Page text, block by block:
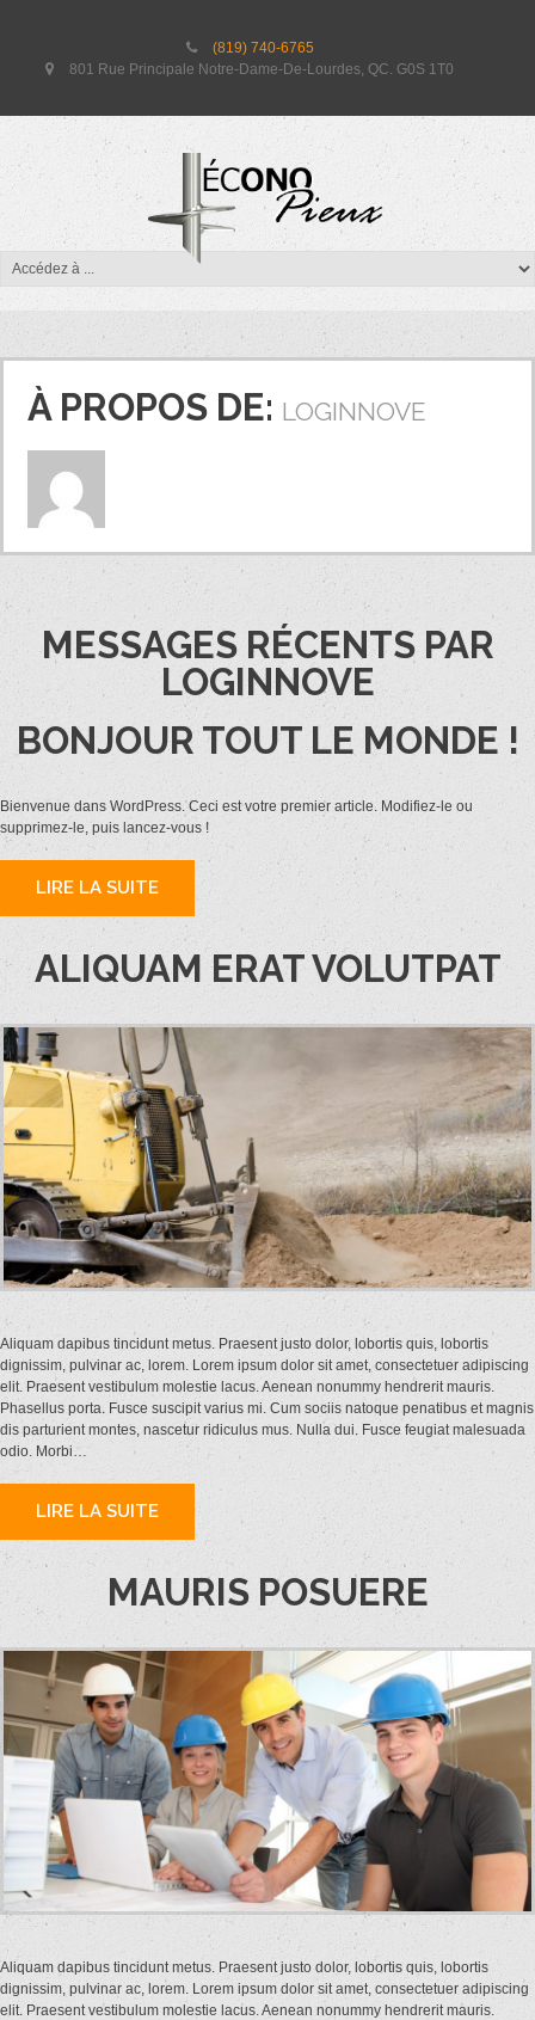
(819) 740-6765
801 Rue Principale Notre-Dame-De-Lourdes, QC. G0S 1T0
À PROPOS DE: LOGINNOVE
MESSAGES RÉCENTS PAR
LOGINNOVE
BONJOUR TOUT LE MONDE !
Bienvenue dans WordPress. Ceci est votre premier article. Modifiez-le ou
supprimez-le, puis lancez-vous !
LIRE LA SUITE
ALIQUAM ERAT VOLUTPAT
Aliquam dapibus tincidunt metus. Praesent justo dolor, lobortis quis, lobortis
dignissim, pulvinar ac, lorem. Lorem ipsum dolor sit amet, consectetuer adipiscing
elit. Praesent vestibulum molestie lacus. Aenean nonummy hendrerit mauris.
Phasellus porta. Fusce suscipit varius mi. Cum sociis natoque penatibus et magnis
dis parturient montes, nascetur ridiculus mus. Nulla dui. Fusce feugiat malesuada
odio. Morbi…
LIRE LA SUITE
MAURIS POSUERE
Aliquam dapibus tincidunt metus. Praesent justo dolor, lobortis quis, lobortis
dignissim, pulvinar ac, lorem. Lorem ipsum dolor sit amet, consectetuer adipiscing
elit. Praesent vestibulum molestie lacus. Aenean nonummy hendrerit mauris.